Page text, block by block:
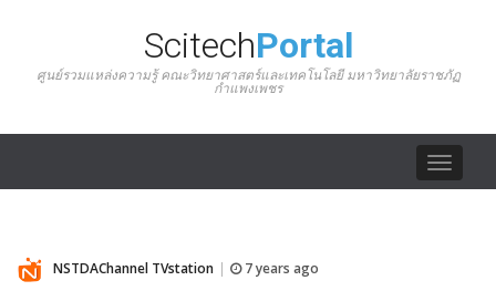
ScitechPortal
ศูนย์รวมแหล่งความรู้ คณะวิทยาศาสตร์และเทคโนโลยี มหาวิทยาลัยราชภัฏ
กำแพงเพชร
Toggle
NSTDAChannel TVstation 7 years ago